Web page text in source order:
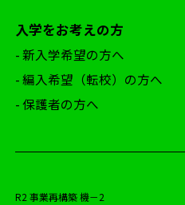
入学をお考えの方
- 新入学希望の方へ
- 編入希望（転校）の方へ
- 保護者の方へ
R2 事業再構築 機－2